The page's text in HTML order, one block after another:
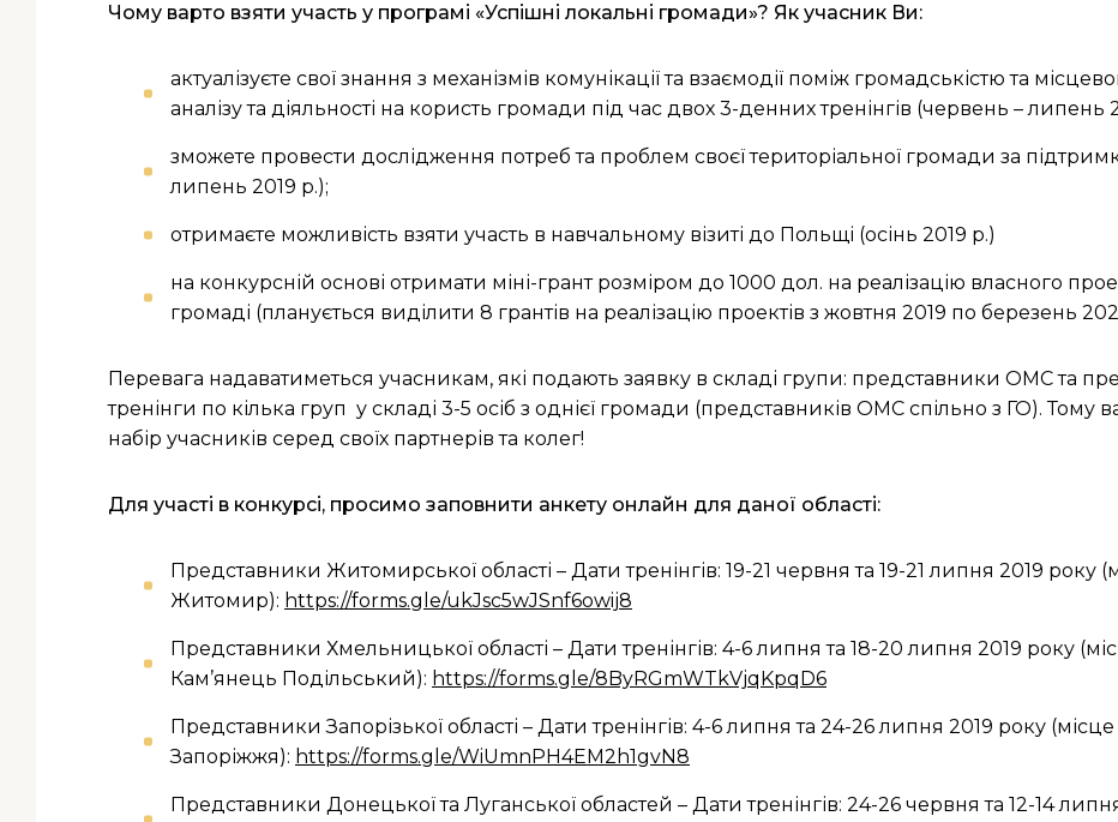
Чому варто взяти участь у програмі «Успішні локальні громади»? Як учасник Ви:
актуалізуєте свої знання з механізмів комунікації та взаємодії поміж громадськістю та
аналізу та діяльності на користь громади під час двох 3-денних тренінгів (червень – липень
зможете провести дослідження потреб та проблем своєї територіальної громади за
липень 2019 р.);
отримаєте можливість взяти участь в навчальному візиті до Польщі (осінь 2019 р.)
на конкурсній основі отримати міні-грант розміром до 1000 дол. на реалізацію власного
громаді (планується виділити 8 грантів на реалізацію проектів з жовтня 2019 по березень
Перевага надаватиметься учасникам, які подають заявку в складі групи: представники ОМС та
тренінги по кілька груп у складі 3-5 осіб з однієї громади (представників ОМС спільно з ГО).
набір учасників серед своїх партнерів та колег!
Для участі в конкурсі, просимо заповнити анкету онлайн для даної області:
Представники Житомирської області – Дати тренінгів: 19-21 червня та 19-21 липня 2019 року
Житомир): https://forms.gle/ukJsc5wJSnf6owij8
Представники Хмельницької області – Дати тренінгів: 4-6 липня та 18-20 липня 2019 року
Кам’янець Подільський): https://forms.gle/8ByRGmWTkVjqKpqD6
Представники Запорізької області – Дати тренінгів: 4-6 липня та 24-26 липня 2019 року
Запоріжжя): https://forms.gle/WiUmnPH4EM2h1gvN8
Представники Донецької та Луганської областей – Дати тренінгів: 24-26 червня та 12-14